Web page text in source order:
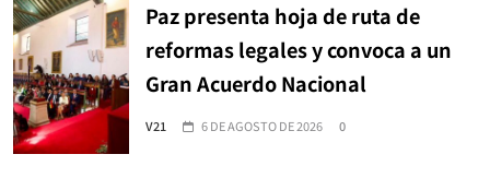
Paz presenta hoja de ruta de
reformas legales y convoca a un
Gran Acuerdo Nacional
V21 6 DE AGOSTO DE 2026 0